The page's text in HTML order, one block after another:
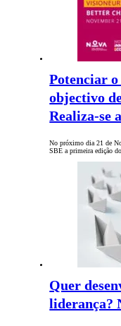
Potenciar
objectivo
Realiza-se
No próximo dia 21 de
SBE a primeira edição
Quer
liderança?